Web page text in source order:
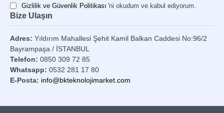
Gizlilik ve Güvenlik Politikası 'ni okudum ve kabul ediyorum.
Bize Ulaşın
Adres: Yıldırım Mahallesi Şehit Kamil Balkan Caddesi No:96/2
Bayrampaşa / İSTANBUL
Telefon: 0850 309 72 85
Whatsapp: 0532 281 17 80
E-Posta: info@bkteknolojimarket.com